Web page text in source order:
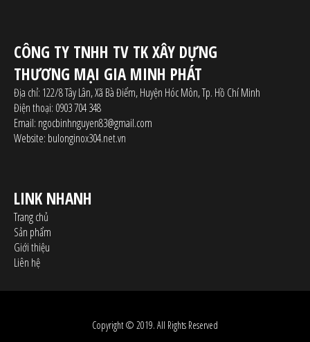
CÔNG TY TNHH TV TK XÂY DỰNG
THƯƠNG MẠI GIA MINH PHÁT
Địa chỉ: 122/8 Tây Lân, Xã Bà Điểm, Huyện Hóc Môn, Tp. Hồ Chí Minh
Điện thoại: 0903 704 348
Email: ngocbinhnguyen83@gmail.com
Website: bulonginox304.net.vn
LINK NHANH
Trang chủ
Sản phẩm
Giới thiệu
Liên hệ
Copyright © 2019. All Rights Reserved